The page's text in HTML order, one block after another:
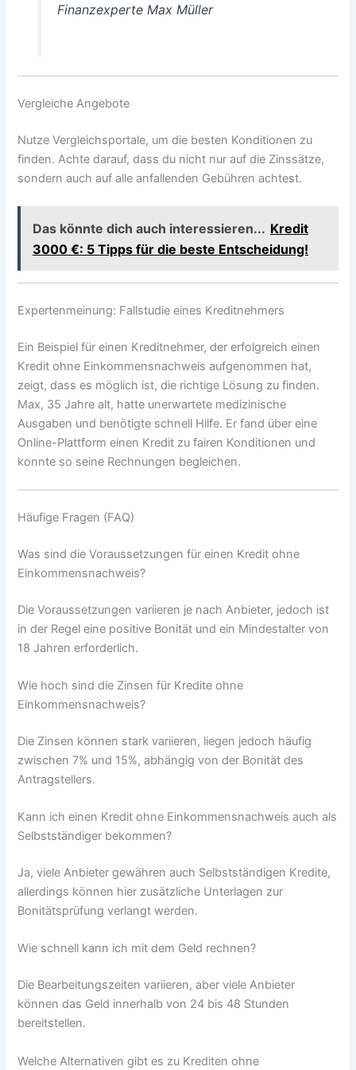
Finanzexperte Max Müller
Vergleiche Angebote
Nutze Vergleichsportale, um die besten Konditionen zu
finden. Achte darauf, dass du nicht nur auf die Zinssätze,
sondern auch auf alle anfallenden Gebühren achtest.
Das könnte dich auch interessieren... Kredit
3000 €: 5 Tipps für die beste Entscheidung!
Expertenmeinung: Fallstudie eines Kreditnehmers
Ein Beispiel für einen Kreditnehmer, der erfolgreich einen
Kredit ohne Einkommensnachweis aufgenommen hat,
zeigt, dass es möglich ist, die richtige Lösung zu finden.
Max, 35 Jahre alt, hatte unerwartete medizinische
Ausgaben und benötigte schnell Hilfe. Er fand über eine
Online-Plattform einen Kredit zu fairen Konditionen und
konnte so seine Rechnungen begleichen.
Häufige Fragen (FAQ)
Was sind die Voraussetzungen für einen Kredit ohne
Einkommensnachweis?
Die Voraussetzungen variieren je nach Anbieter, jedoch ist
in der Regel eine positive Bonität und ein Mindestalter von
18 Jahren erforderlich.
Wie hoch sind die Zinsen für Kredite ohne
Einkommensnachweis?
Die Zinsen können stark variieren, liegen jedoch häufig
zwischen 7% und 15%, abhängig von der Bonität des
Antragstellers.
Kann ich einen Kredit ohne Einkommensnachweis auch als
Selbstständiger bekommen?
Ja, viele Anbieter gewähren auch Selbstständigen Kredite,
allerdings können hier zusätzliche Unterlagen zur
Bonitätsprüfung verlangt werden.
Wie schnell kann ich mit dem Geld rechnen?
Die Bearbeitungszeiten variieren, aber viele Anbieter
können das Geld innerhalb von 24 bis 48 Stunden
bereitstellen.
Welche Alternativen gibt es zu Krediten ohne